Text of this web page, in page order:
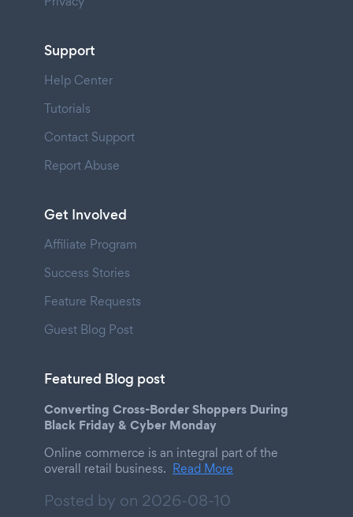
Support
Help Center
Tutorials
Contact Support
Report Abuse
Get Involved
Affiliate Program
Success Stories
Feature Requests
Guest Blog Post
Featured Blog post
Converting Cross-Border Shoppers During
Black Friday & Cyber Monday
Online commerce is an integral part of the
overall retail business. Read More
Posted by on 2026-08-10